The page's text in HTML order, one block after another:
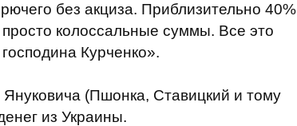
без акциза. Приблизительно 40%
колоссальные суммы. Все это
Курченко».
(Пшонка, Ставицкий и тому
из Украины.